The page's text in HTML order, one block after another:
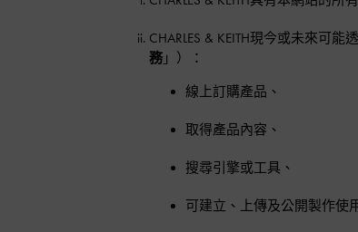
CHARLES & KEITH現今或未來可
務 」）：
線上訂購產品、
取得產品內容、
搜尋引擎或工具、
可建立、上傳及公開製作使